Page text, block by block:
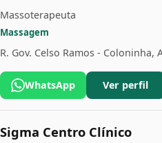
Massoterapeuta
Massagem
R. Gov. Celso Ramos - Coloninha,
WhatsApp Ver perfil
Sigma Centro Clínico